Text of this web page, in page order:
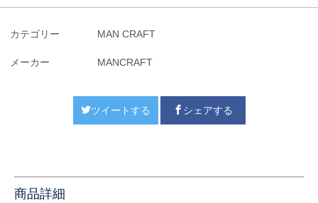
カテゴリー MAN CRAFT
メーカー MANCRAFT
ツイートする シェアする
商品詳細